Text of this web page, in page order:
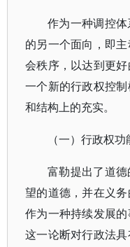
作为一种调控
的另一个面向，即
会秩序，以达到更
一个新的行政权控
和结构上的充实。
（一）行政权
富勒提出了道
望的道德，并在义
作为一种持续发展的
这一论断对行政法